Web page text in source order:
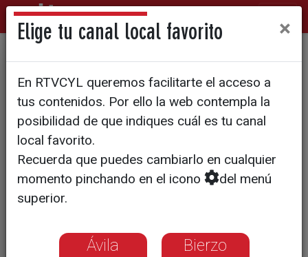
Cambia el sentido del tráfico
en la zona de la Plaza de San
Miguel
Elige tu canal local favorito ×
En RTVCYL queremos facilitarte el acceso a
tus contenidos. Por ello la web contempla la
posibilidad de que indiques cuál es tu canal
local favorito.
Recuerda que puedes cambiarlo en cualquier
momento pinchando en el icono
del menú
superior.
Ávila Bierzo